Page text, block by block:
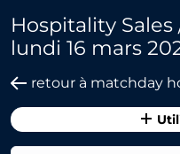
Hospitality Sales
lundi 16 mars
retour à matchday